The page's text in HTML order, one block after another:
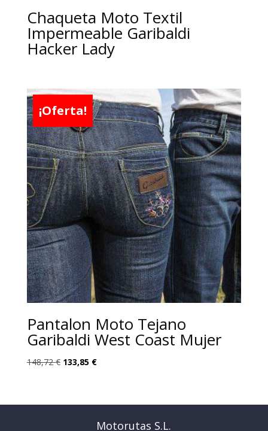
Chaqueta Moto Textil
Impermeable Garibaldi
Hacker Lady
¡Oferta!
Pantalon Moto Tejano
Garibaldi West Coast Mujer
148,72€ El
era:
133,85 €El
es:
Motorutas S.L.